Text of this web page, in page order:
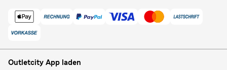
Outletcity App laden